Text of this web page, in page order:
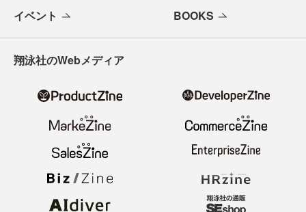
イベント BOOKS
翔泳社のWebメディア